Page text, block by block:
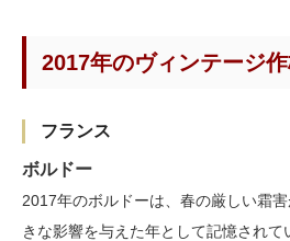
2017年のヴィンテージ
フランス
ボルドー
2017年のボルドーは、春の厳しい霜
きな影響を与えた年として記憶され